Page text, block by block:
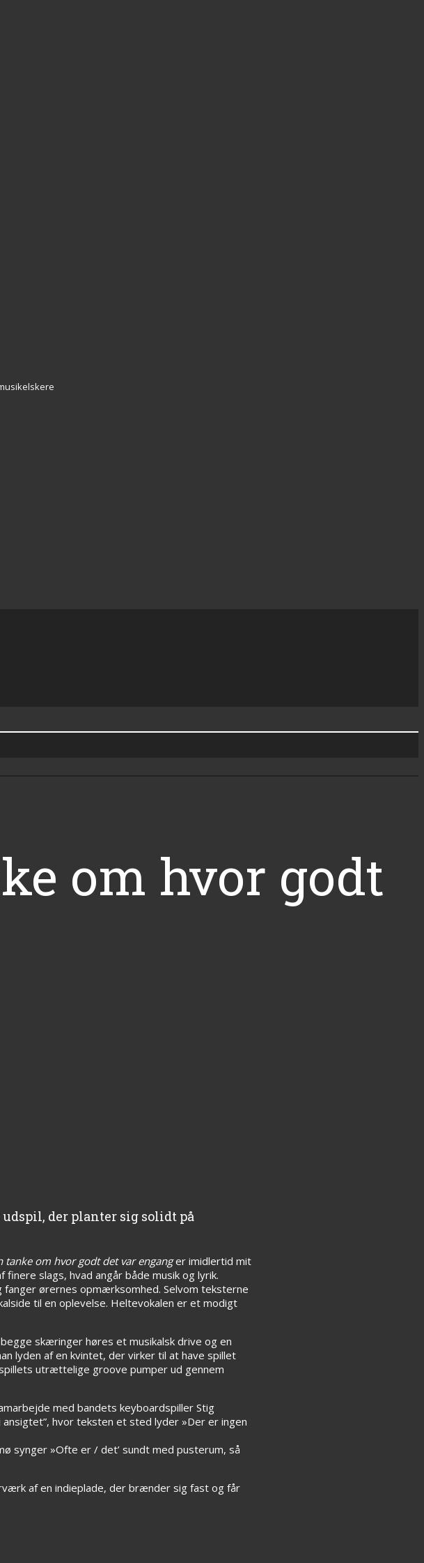
om hvor godt
der planter sig solidt på
tanke om hvor godt det var enganger imidlertid mit
slags, hvad angår både musik og lyrik.
ørernes opmærksomhed. Selvom teksterne
til en oplevelse. Heltevokalen er et modigt
skæringer høres et musikalsk drive og en
lyden af en kvintet, der virker til at have spillet
utrættelige groove pumper ud gennem
med bandets keyboardspiller Stig
hvor teksten et sted lyder »Der er ingen
synger »Ofte er / det’ sundt med pusterum, så
af en indieplade, der brænder sig fast og får